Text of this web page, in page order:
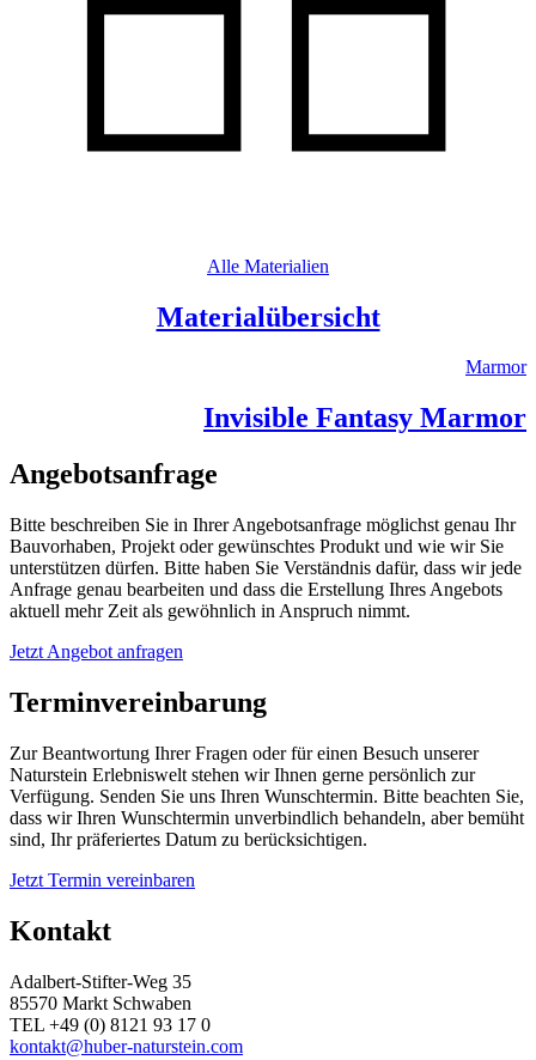
Alle Materialien
Materialübersicht
Marmor
Invisible Fantasy Marmor
Angebotsanfrage
Bitte beschreiben Sie in Ihrer Angebotsanfrage möglichst genau Ihr
Bauvorhaben, Projekt oder gewünschtes Produkt und wie wir Sie
unterstützen dürfen. Bitte haben Sie Verständnis dafür, dass wir jede
Anfrage genau bearbeiten und dass die Erstellung Ihres Angebots
aktuell mehr Zeit als gewöhnlich in Anspruch nimmt.
Jetzt Angebot anfragen
Terminvereinbarung
Zur Beantwortung Ihrer Fragen oder für einen Besuch unserer
Naturstein Erlebniswelt stehen wir Ihnen gerne persönlich zur
Verfügung. Senden Sie uns Ihren Wunschtermin. Bitte beachten Sie,
dass wir Ihren Wunschtermin unverbindlich behandeln, aber bemüht
sind, Ihr präferiertes Datum zu berücksichtigen.
Jetzt Termin vereinbaren
Kontakt
Adalbert-Stifter-Weg 35
85570 Markt Schwaben
TEL +49 (0) 8121 93 17 0
kontakt@huber-naturstein.com